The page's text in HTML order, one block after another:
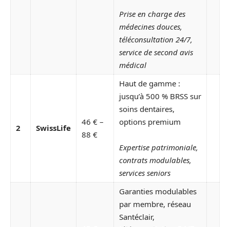
Prise en charge des
médecines douces,
téléconsultation 24/7,
service de second avis
médical
2 SwissLife
46 € –
88 €
Haut de gamme :
jusqu’à 500 % BRSS sur
soins dentaires,
options premium
Expertise patrimoniale,
contrats modulables,
services seniors
Garanties modulables
par membre, réseau
Santéclair,